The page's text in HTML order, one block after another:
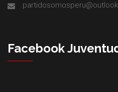
Facebook